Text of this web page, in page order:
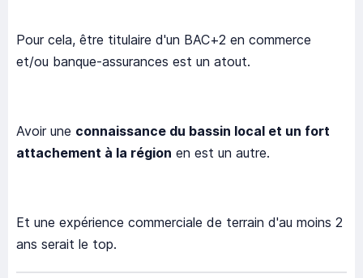
Pour cela, être titulaire d'un BAC+2 en commerce
et/ou banque-assurances est un atout.
Avoir une connaissance du bassin local et un fort
attachement à la région en est un autre.
Et une expérience commerciale de terrain d'au moins 2
ans serait le top.